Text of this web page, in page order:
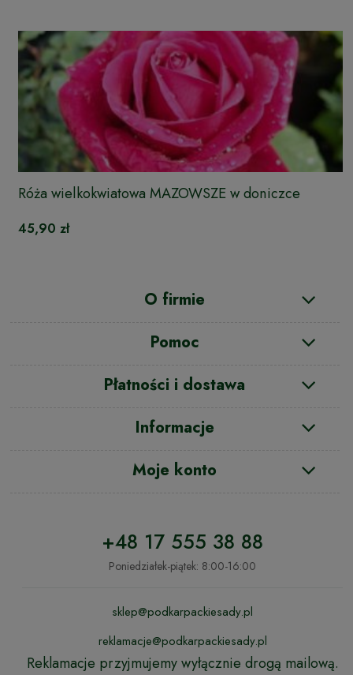
Róża wielkokwiatowa MAZOWSZE w doniczce
45,90 zł
O firmie
Pomoc
Płatności i dostawa
Informacje
Moje konto
+48 17 555 38 88
Poniedziałek-piątek: 8:00-16:00
sklep@podkarpackiesady.pl
reklamacje@podkarpackiesady.pl
Reklamacje przyjmujemy wyłącznie drogą mailową.